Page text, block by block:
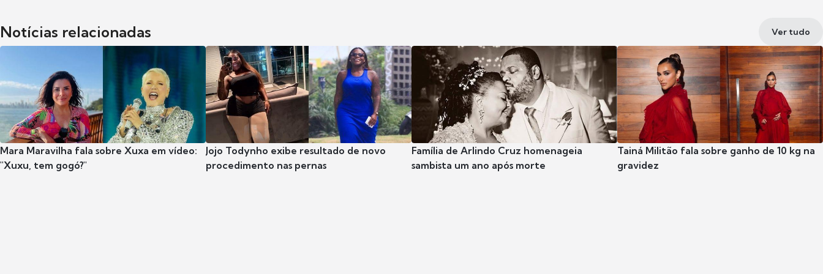
Notícias relacionadas Ver tudo
Mara Maravilha fala sobre Xuxa em vídeo:
"Xuxu, tem gogó?"
Jojo Todynho exibe resultado de novo
procedimento nas pernas
Família de Arlindo Cruz homenageia
sambista um ano após morte
Tainá Militão fala sobre ganho de 10 kg na
gravidez